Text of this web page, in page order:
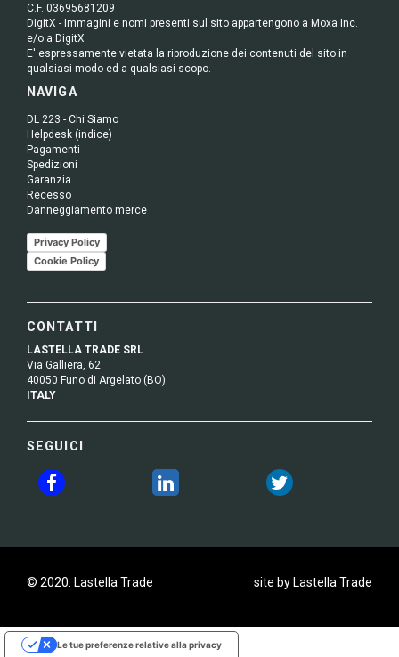
C.F. 03695681209
DigitX - Immagini e nomi presenti sul sito appartengono a Moxa Inc.
e/o a DigitX
E' espressamente vietata la riproduzione dei contenuti del sito in
qualsiasi modo ed a qualsiasi scopo.
NAVIGA
DL 223 - Chi Siamo
Helpdesk (indice)
Pagamenti
Spedizioni
Garanzia
Recesso
Danneggiamento merce
Privacy Policy
Cookie Policy
CONTATTI
LASTELLA TRADE SRL
Via Galliera, 62
40050 Funo di Argelato (BO)
ITALY
SEGUICI
© 2020. Lastella Trade site by Lastella Trade
Le tue preferenze relative alla privacy